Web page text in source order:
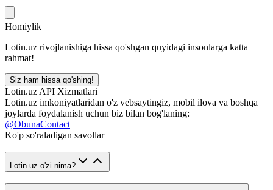
Homiylik
Lotin.uz rivojlanishiga hissa qo'shgan quyidagi insonlarga katta
rahmat!
Siz ham hissa qo'shing!
Lotin.uz API Xizmatlari
Lotin.uz imkoniyatlaridan o'z vebsaytingiz, mobil ilova va boshqa
joylarda foydalanish uchun biz bilan bog'laning:
@ObunaContact
Ko'p so'raladigan savollar
Lotin.uz o'zi nima?